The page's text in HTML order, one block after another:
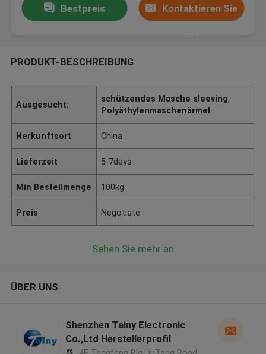
Bestpreis Kontaktieren Sie
PRODUKT-BESCHREIBUNG
Ausgesucht:
schützendes Masche sleeving,
Polyäthylenmaschenärmel
Herkunftsort China
Lieferzeit 5-7days
Min Bestellmenge 100kg
Preis Negotiate
Sehen Sie mehr an
ÜBER UNS
Shenzhen Tainy Electronic
Co.,Ltd Herstellerprofil